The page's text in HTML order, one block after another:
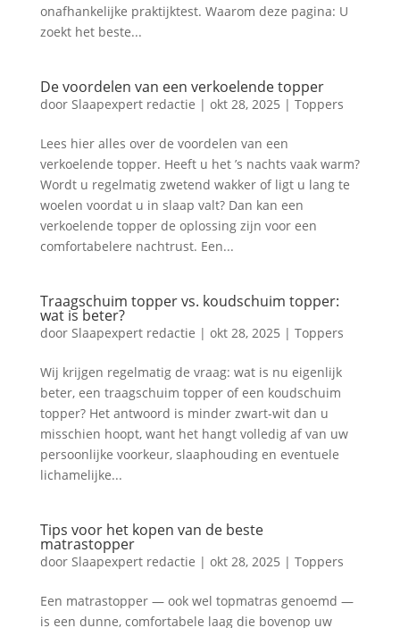
onafhankelijke praktijktest. Waarom deze pagina: U
zoekt het beste...
De voordelen van een verkoelende topper
door Slaapexpert redactie | okt 28, 2025 | Toppers
Lees hier alles over de voordelen van een
verkoelende topper. Heeft u het ’s nachts vaak warm?
Wordt u regelmatig zwetend wakker of ligt u lang te
woelen voordat u in slaap valt? Dan kan een
verkoelende topper de oplossing zijn voor een
comfortabelere nachtrust. Een...
Traagschuim topper vs. koudschuim topper:
wat is beter?
door Slaapexpert redactie | okt 28, 2025 | Toppers
Wij krijgen regelmatig de vraag: wat is nu eigenlijk
beter, een traagschuim topper of een koudschuim
topper? Het antwoord is minder zwart-wit dan u
misschien hoopt, want het hangt volledig af van uw
persoonlijke voorkeur, slaaphouding en eventuele
lichamelijke...
Tips voor het kopen van de beste
matrastopper
door Slaapexpert redactie | okt 28, 2025 | Toppers
Een matrastopper — ook wel topmatras genoemd —
is een dunne, comfortabele laag die bovenop uw